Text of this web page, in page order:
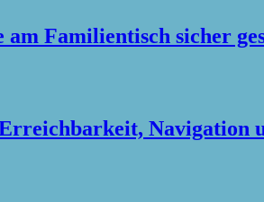
am Familientisch sicher
Navigation